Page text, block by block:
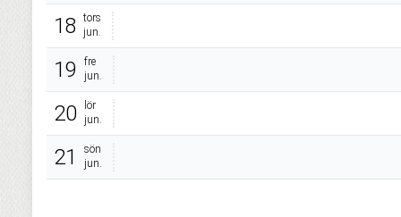
18
tors
jun.
19
fre
jun.
20
lör
jun.
21
sön
jun.